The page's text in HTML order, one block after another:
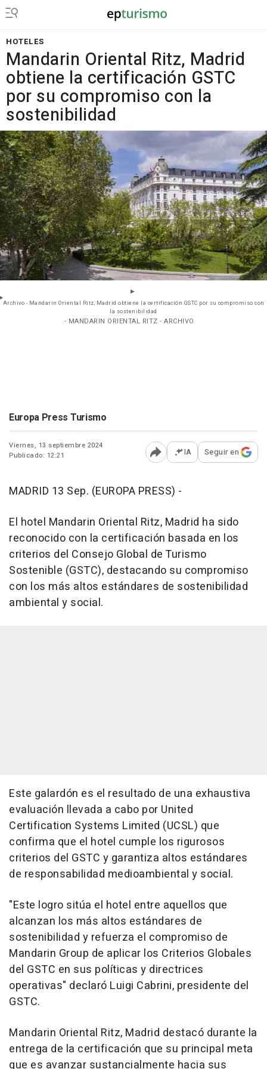
HOTELES
Mandarin Oriental Ritz, Madrid
obtiene la certificación GSTC
por su compromiso con la
sostenibilidad
Archivo - Mandarin Oriental Ritz, Madrid obtiene la certificación GSTC por su compromiso con
la sostenibilidad
- MANDARIN ORIENTAL RITZ - ARCHIVO
Europa Press Turismo
Viernes, 13 septiembre 2024
Publicado: 12:21
Abrir opciones para
IA Seguir en
MADRID 13 Sep. (EUROPA PRESS) -
El hotel Mandarin Oriental Ritz, Madrid ha sido
reconocido con la certificación basada en los
criterios del Consejo Global de Turismo
Sostenible (GSTC), destacando su compromiso
con los más altos estándares de sostenibilidad
ambiental y social.
Este galardón es el resultado de una exhaustiva
evaluación llevada a cabo por United
Certification Systems Limited (UCSL) que
confirma que el hotel cumple los rigurosos
criterios del GSTC y garantiza altos estándares
de responsabilidad medioambiental y social.
"Este logro sitúa el hotel entre aquellos que
alcanzan los más altos estándares de
sostenibilidad y refuerza el compromiso de
Mandarin Group de aplicar los Criterios Globales
del GSTC en sus políticas y directrices
operativas" declaró Luigi Cabrini, presidente del
GSTC.
Mandarin Oriental Ritz, Madrid destacó durante la
entrega de la certificación que su principal meta
que es avanzar sustancialmente hacia sus